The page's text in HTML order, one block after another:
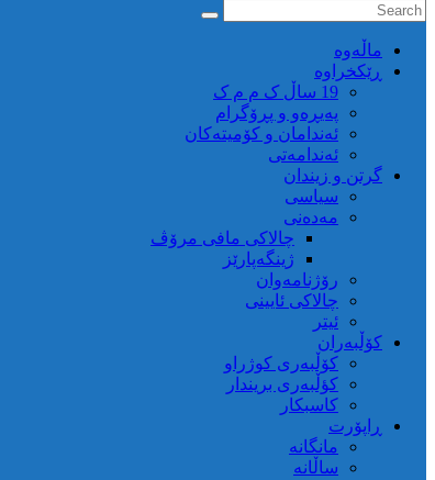
ماڵه‌وه‌
ڕێکخراوە
19 ساڵ ک م م ک
پەیڕەو و پڕۆگرام
ئەندامان و کۆمیتەکان
ئەندامەتی
گرتن و زیندان
سیاسی
مەدەنی
چالاکی مافی مرۆڤ
ژینگەپارێز
رۆژنامەوان
چالاکی ئایینی
ئیتر
کۆڵبەران
کۆڵبەری کوژراو
کؤڵبەری بریندار
کاسبکار
ڕاپۆرت
مانگانە
ساڵانە